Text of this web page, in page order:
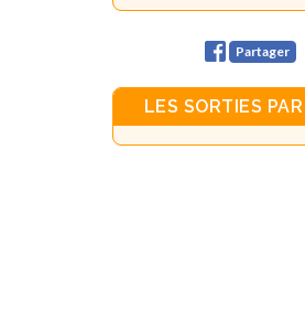
Partager
LES SORTIES